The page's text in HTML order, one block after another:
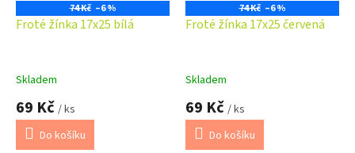
74 Kč –6 %
Froté žínka 17x25 bílá
Skladem
69 Kč / ks
Do košíku
74 Kč –6 %
Froté žínka 17x25 červená
Skladem
69 Kč / ks
Do košíku